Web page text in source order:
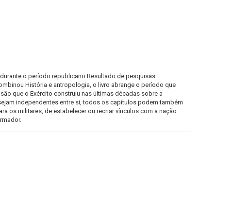
o período republicano.Resultado de pesquisas
História e antropologia, o livro abrange o período que
que o Exército construiu nas últimas décadas sobre a
independentes entre si, todos os capítulos podem também
os militares, de estabelecer ou recriar vínculos com a nação